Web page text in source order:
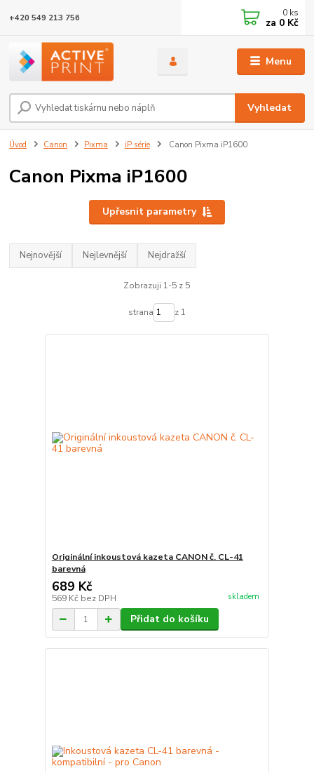
Menu
Vyhledat
+420 549 213 756 0 ks
za 0 Kč
Úvod Canon Pixma iP série Canon Pixma iP1600
Canon Pixma iP1600
Upřesnit parametry
Nejnovější Nejlevnější Nejdražší
Zobrazuji 1-5 z 5
strana z 1
Originální inkoustová kazeta CANON č. CL-41
barevná
689 Kč
569 Kč bez DPH skladem
Přidat do košíku